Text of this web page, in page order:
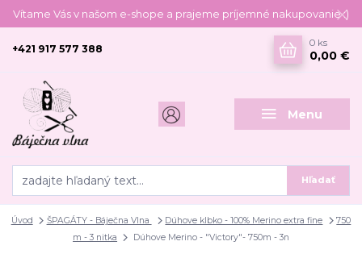
Vítame Vás v našom e-shope a prajeme príjemné nakupovanie :)
Menu
Hľadať
+421 917 577 388
0 ks
0,00 €
Úvod ŠPAGÁTY - Báječna Vlna Dúhove klbko - 100% Merino extra fine
750
m - 3 nitka
Dúhove Merino - "Victory"- 750m - 3n